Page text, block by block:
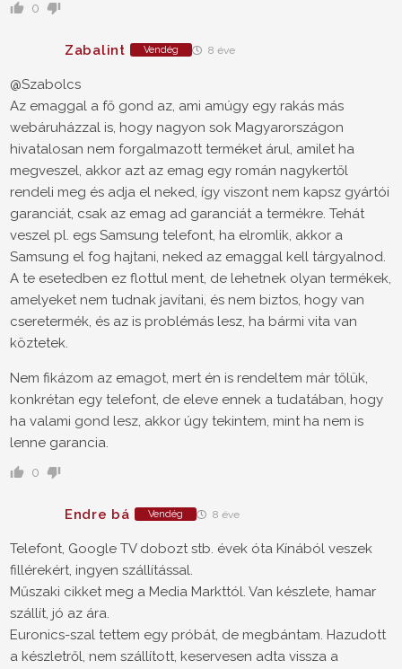
0
Zabalint Vendég 8 éve
@Szabolcs
Az emaggal a fő gond az, ami amúgy egy rakás más
webáruházzal is, hogy nagyon sok Magyarországon
hivatalosan nem forgalmazott terméket árul, amilet ha
megveszel, akkor azt az emag egy román nagykertől
rendeli meg és adja el neked, így viszont nem kapsz gyártói
garanciát, csak az emag ad garanciát a termékre. Tehát
veszel pl. egs Samsung telefont, ha elromlik, akkor a
Samsung el fog hajtani, neked az emaggal kell tárgyalnod.
A te esetedben ez flottul ment, de lehetnek olyan termékek,
amelyeket nem tudnak javítani, és nem biztos, hogy van
cseretermék, és az is problémás lesz, ha bármi vita van
köztetek.
Nem fikázom az emagot, mert én is rendeltem már tőlük,
konkrétan egy telefont, de eleve ennek a tudatában, hogy
ha valami gond lesz, akkor úgy tekintem, mint ha nem is
lenne garancia.
0
Endre bá Vendég 8 éve
Telefont, Google TV dobozt stb. évek óta Kínából veszek
fillérekért, ingyen szállítással.
Műszaki cikket meg a Media Markttól. Van készlete, hamar
szállít, jó az ára.
Euronics-szal tettem egy próbát, de megbántam. Hazudott
a készletről, nem szállított, keservesen adta vissza a